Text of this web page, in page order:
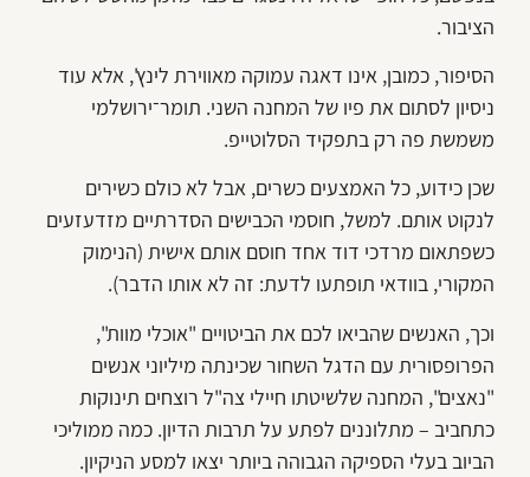
הציבור.
הסיפור, כמובן, אינו דאגה עמוקה מאווירת לינץ', אלא עוד
ניסיון לסתום את פיו של המחנה השני. תומר־ירושלמי
משמשת פה רק בתפקיד הסלוטייפ.
שכן כידוע, כל האמצעים כשרים, אבל לא כולם כשירים
לנקוט אותם. למשל, חוסמי הכבישים הסדרתיים מזדעזעים
כשפתאום מרדכי דוד אחד חוסם אותם אישית (הנימוק
המקורי, בוודאי תופתעו לדעת: זה לא אותו הדבר).
וכך, האנשים שהביאו לכם את הביטויים "אוכלי מוות",
הפרופסורית עם הדגל השחור שכינתה מיליוני אנשים
"נאצים", המחנה שלשיטתו חיילי צה"ל רוצחים תינוקות
כתחביב – מתלוננים לפתע על תרבות הדיון. כמה ממוליכי
הביוב בעלי הספיקה הגבוהה ביותר יצאו למסע הניקיון.